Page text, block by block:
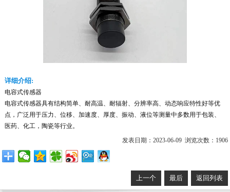
详细介绍:
电容式传感器
电容式传感器具有结构简单、耐高温、耐辐射、分辨率高、动态响应特性好等优
点，广泛用于压力、位移、加速度、厚度、振动、液位等测量中多数用于包装、
医药、化工，陶瓷等行业。
发表日期：2023-06-09 浏览次数：1906
上一个 最后 返回列表